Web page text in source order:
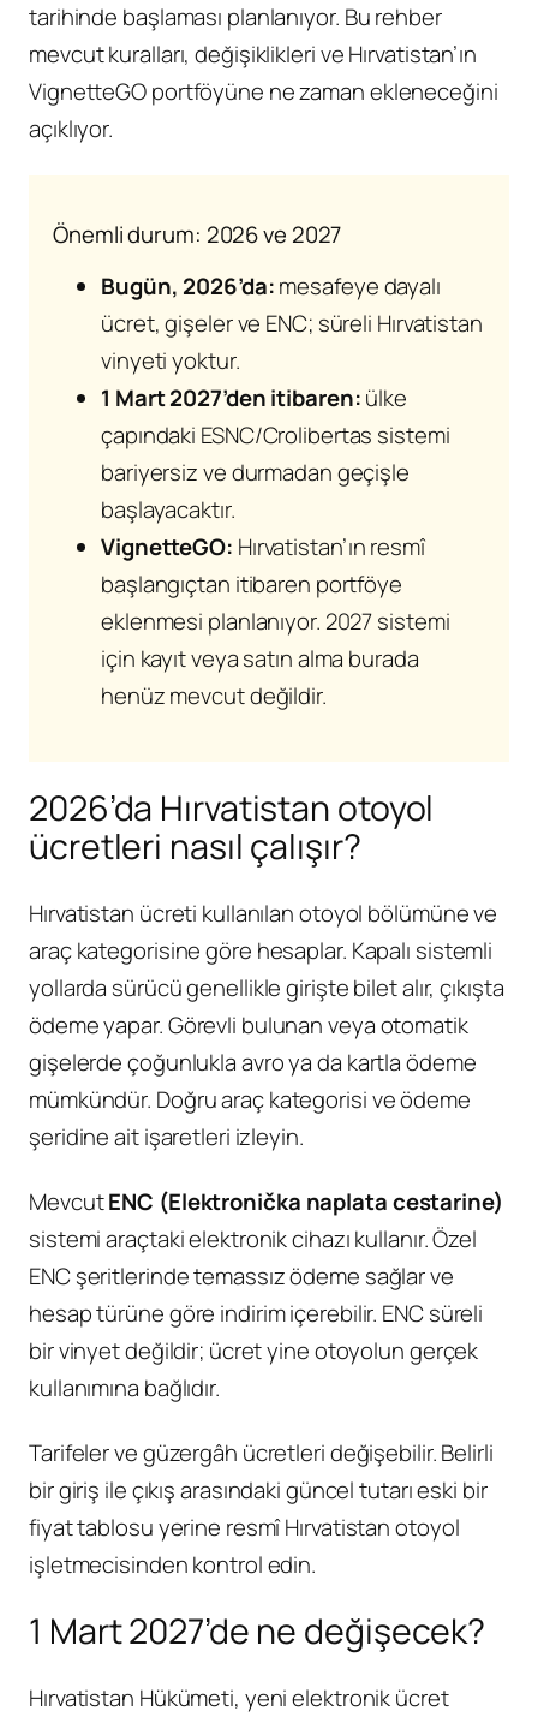
tarihinde başlaması planlanıyor. Bu rehber
mevcut kuralları, değişiklikleri ve Hırvatistan’ın
VignetteGO portföyüne ne zaman ekleneceğini
açıklıyor.
Önemli durum: 2026 ve 2027
Bugün, 2026’da:mesafeye dayalı
ücret, gişeler ve ENC; süreli Hırvatistan
vinyeti yoktur.
1 Mart 2027’den itibaren:ülke
çapındaki ESNC/Crolibertas sistemi
bariyersiz ve durmadan geçişle
başlayacaktır.
VignetteGO: Hırvatistan’ın resmî
başlangıçtan itibaren portföye
eklenmesi planlanıyor. 2027 sistemi
için kayıt veya satın alma burada
henüz mevcut değildir.
2026’da Hırvatistan otoyol
ücretleri nasıl çalışır?
Hırvatistan ücreti kullanılan otoyol bölümüne ve
araç kategorisine göre hesaplar. Kapalı sistemli
yollarda sürücü genellikle girişte bilet alır, çıkışta
ödeme yapar. Görevli bulunan veya otomatik
gişelerde çoğunlukla avro ya da kartla ödeme
mümkündür. Doğru araç kategorisi ve ödeme
şeridine ait işaretleri izleyin.
MevcutENC (Elektronička naplata cestarine)
sistemi araçtaki elektronik cihazı kullanır. Özel
ENC şeritlerinde temassız ödeme sağlar ve
hesap türüne göre indirim içerebilir. ENC süreli
bir vinyet değildir; ücret yine otoyolun gerçek
kullanımına bağlıdır.
Tarifeler ve güzergâh ücretleri değişebilir. Belirli
bir giriş ile çıkış arasındaki güncel tutarı eski bir
fiyat tablosu yerine resmî Hırvatistan otoyol
işletmecisinden kontrol edin.
1 Mart 2027’de ne değişecek?
Hırvatistan Hükümeti, yeni elektronik ücret